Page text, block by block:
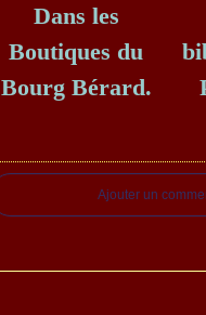
Dans les
Boutiques du
Bourg Bérard.
Ajouter un